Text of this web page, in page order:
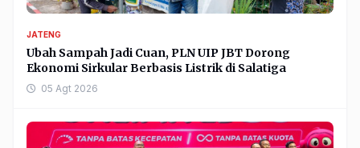
JATENG
Ubah Sampah Jadi Cuan, PLN UIP JBT Dorong
Ekonomi Sirkular Berbasis Listrik di Salatiga
05 Agt 2026